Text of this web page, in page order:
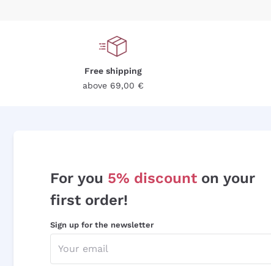
Free shipping
above 69,00 €
For you 5% discount on your
first order!
Sign up for the newsletter